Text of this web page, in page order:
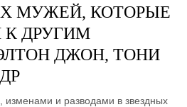
МУЖЕЙ, КОТОРЫЕ
ДРУГИМ
ДЖОН, ТОНИ
изменами и разводами в звездных